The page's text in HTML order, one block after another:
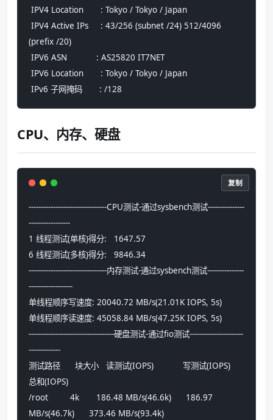
IPV4 Location       : Tokyo / Tokyo / Japan
(prefix /20)
IPV6 ASN            : AS25820 IT7NET
IPV6 Location       : Tokyo / Tokyo / Japan
IPv6 子网掩码       : /128
CPU、内存、硬盘
--------------------------------CPU测试-通过sysbench测试---------------
-----------------
1 线程测试(单核)得分:   1647.57
6 线程测试(多核)得分:   9846.34
--------------------------------内存测试-通过sysbench测试---------------
------------------
单线程顺序写速度: 20040.72 MB/s(21.01K IOPS, 5s)
单线程顺序读速度: 45058.84 MB/s(47.25K IOPS, 5s)
-----------------------------------硬盘测试-通过fio测试----------------------
-------------
测试路径      块大小   读测试(IOPS)            写测试(IOPS)
总和(IOPS)
/root         4k       186.48 MB/s(46.6k)      186.97
MB/s(46.7k)      373.46 MB/s(93.4k)
复制